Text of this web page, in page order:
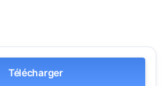
Télécharger